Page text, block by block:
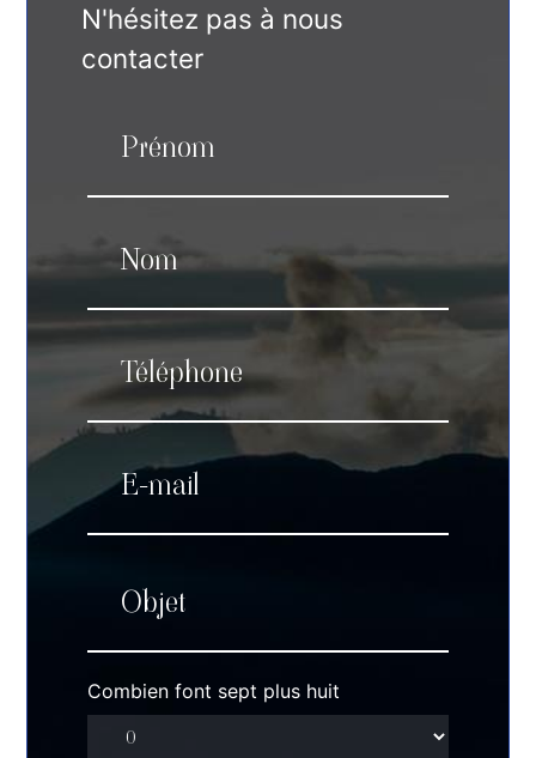
N'hésitez pas à nous
contacter
Combien font sept plus huit